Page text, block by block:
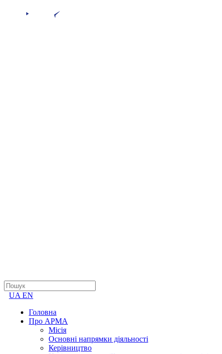
UA EN
Головна
Про АРМА
Місія
Основні напрямки діяльності
Керівництво